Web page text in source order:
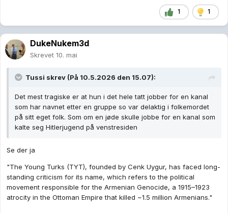
1 1
DukeNukem3d
Skrevet 10. mai
Tussi skrev (På 10.5.2026 den 15.07):
Det mest tragiske er at hun i det hele tatt jobber for en kanal
som har navnet etter en gruppe so var delaktig i folkemordet
på sitt eget folk. Som om en jøde skulle jobbe for en kanal som
kalte seg Hitlerjugend på venstresiden
Se der ja
"The Young Turks (TYT), founded by Cenk Uygur, has faced long-
standing criticism for its name, which refers to the political
movement responsible for the Armenian Genocide, a 1915–1923
atrocity in the Ottoman Empire that killed ~1.5 million Armenians."